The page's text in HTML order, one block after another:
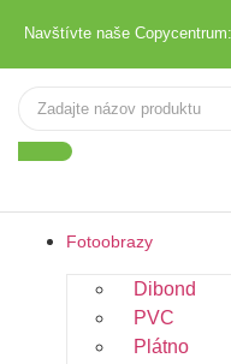
Navštívte naše Copycentrum:
Fotoobrazy
Dibond
PVC
Plátno